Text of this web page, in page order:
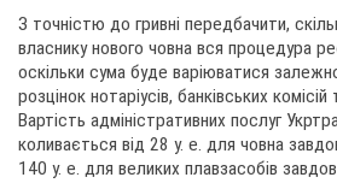
З точністю до гривні передбачити,
власнику нового човна вся процедура
оскільки сума буде варіюватися
розцінок нотаріусів, банківських комісій
Вартість адміністративних послуг
коливається від 28 у. е. для човна
140 у. е. для великих плавзасобів